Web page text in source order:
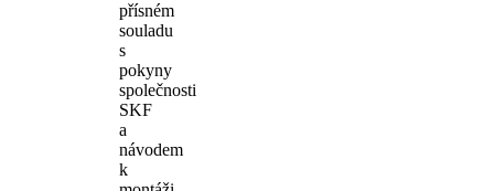
přísném
souladu
s
pokyny
společnosti
SKF
a
návodem
k